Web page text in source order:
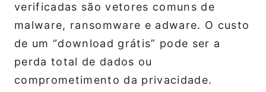
verificadas são vetores comuns de
malware, ransomware e adware. O custo
de um “download grátis” pode ser a
perda total de dados ou
comprometimento da privacidade.